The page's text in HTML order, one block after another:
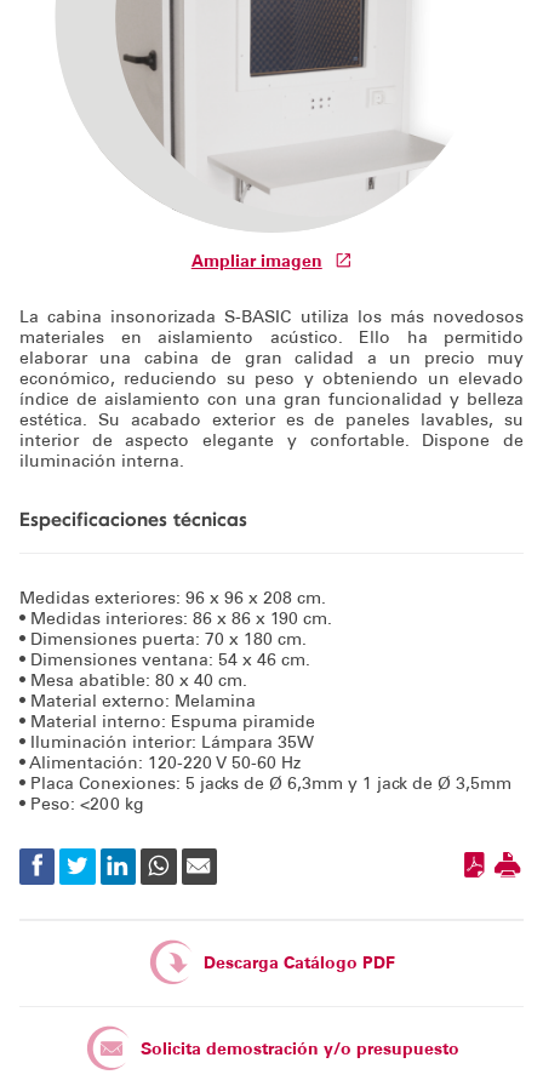
Soporte técnico
Ampliar imagen
La cabina insonorizada S-BASIC utiliza los más novedosos
materiales en aislamiento acústico. Ello ha permitido
elaborar una cabina de gran calidad a un precio muy
económico, reduciendo su peso y obteniendo un elevado
índice de aislamiento con una gran funcionalidad y belleza
estética. Su acabado exterior es de paneles lavables, su
interior de aspecto elegante y confortable. Dispone de
iluminación interna.
Especificaciones técnicas
Medidas exteriores: 96 x 96 x 208 cm.
• Medidas interiores: 86 x 86 x 190 cm.
• Dimensiones puerta: 70 x 180 cm.
• Dimensiones ventana: 54 x 46 cm.
• Mesa abatible: 80 x 40 cm.
• Material externo: Melamina
• Material interno: Espuma piramide
• Iluminación interior: Lámpara 35W
• Alimentación: 120-220 V 50-60 Hz
• Placa Conexiones: 5 jacks de Ø 6,3mm y 1 jack de Ø 3,5mm
• Peso: <200 kg
Descarga Catálogo PDF
Solicita demostración y/o presupuesto